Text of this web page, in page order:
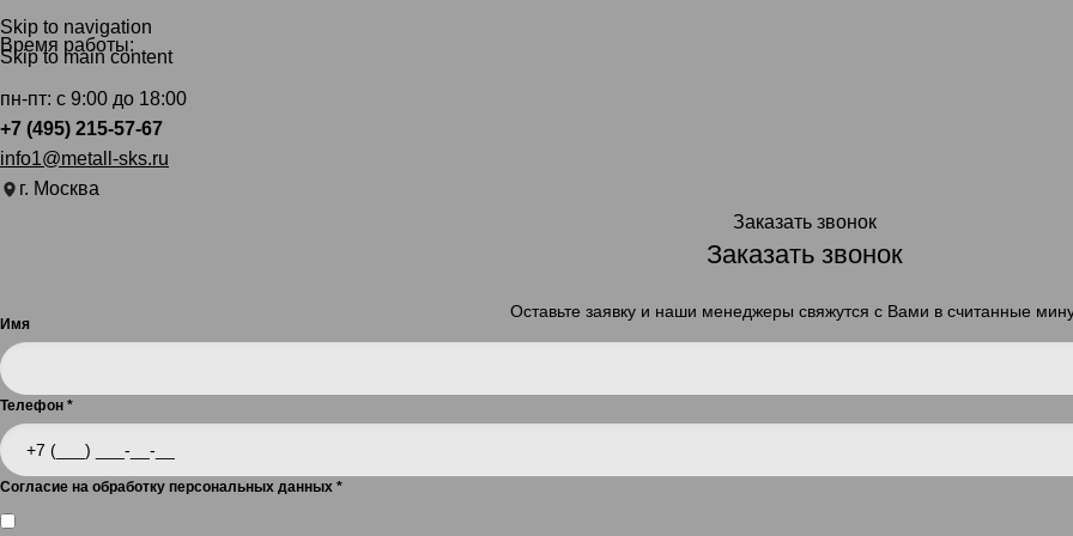
Skip to navigation
Skip to main content
Время работы:
пн-пт: с 9:00 до 18:00
+7 (495) 215-57-67
info1@metall-sks.ru
г. Москва
Заказать звонок
Заказать звонок
Оставьте заявку и наши менеджеры свяжутся с Вами в считанные
Имя
Телефон *
Согласие на обработку персональных данных *